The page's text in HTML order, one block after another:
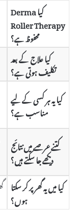
کیا Derma
Roller Therapy
محفوظ ہے؟
کیا علاج کے بعد
تکلیف ہوتی ہے؟
کیا یہ ہر کسی کے لیے
مناسب ہے؟
کتنے عرصے میں نتائج
دیکھے جا سکتے ہیں؟
کیا میں یہ گھر پر کر سکتا
ہوں؟